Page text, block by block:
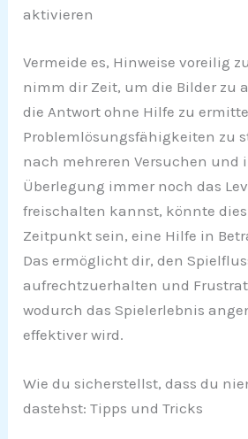
aktivieren
Vermeide es, Hinweise voreilig
nimm dir Zeit, um die Bilder zu
die Antwort ohne Hilfe zu
Problemlösungsfähigkeiten zu
nach mehreren Versuchen und
Überlegung immer noch das
freischalten kannst, könnte
Zeitpunkt sein, eine Hilfe in
Das ermöglicht dir, den
aufrechtzuerhalten und
wodurch das Spielerlebnis
effektiver wird.
Wie du sicherstellst, dass du
dastehst: Tipps und Tricks